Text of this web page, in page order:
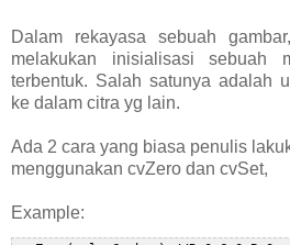
Dalam rekayasa sebuah
melakukan inisialisasi sebuah
terbentuk. Salah satunya adalah
ke dalam citra yg lain.
Ada 2 cara yang biasa penulis
menggunakan cvZero dan cvSet,
Example: